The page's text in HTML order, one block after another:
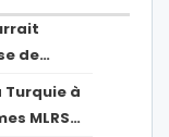
de…
à
MLRS…